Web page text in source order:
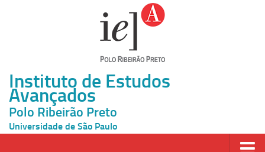
Instituto de Estudos
Avançados
Polo Ribeirão Preto
Universidade de São Paulo